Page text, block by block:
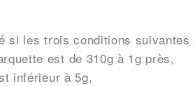
si les trois conditions suivantes
est de 310g à 1g près,
inférieur à 5g,